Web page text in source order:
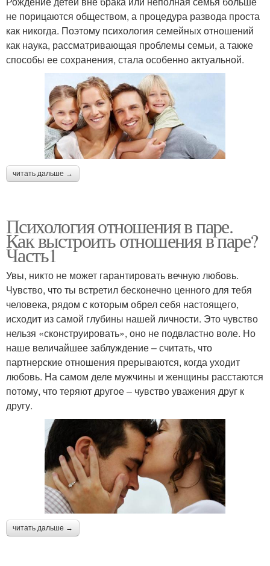
не порицаются обществом, а процедура развода проста
как никогда. Поэтому психология семейных отношений
как наука, рассматривающая проблемы семьи, а также
способы ее сохранения, стала особенно актуальной.
читать дальше →
Психология отношения в паре.
Как выстроить отношения в паре?
Часть1
Увы, никто не может гарантировать вечную любовь.
Чувство, что ты встретил бесконечно ценного для тебя
человека, рядом с которым обрел себя настоящего,
исходит из самой глубины нашей личности. Это чувство
нельзя «сконструировать», оно не подвластно воле. Но
наше величайшее заблуждение – считать, что
партнерские отношения прерываются, когда уходит
любовь. На самом деле мужчины и женщины расстаются
потому, что теряют другое – чувство уважения друг к
другу.
читать дальше →